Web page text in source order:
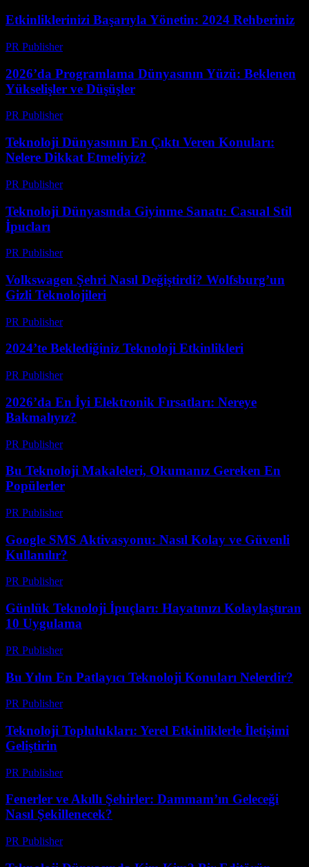
Etkinliklerinizi Başarıyla Yönetin: 2024 Rehberiniz
PR Publisher-
2026’da Programlama Dünyasının Yüzü: Beklenen
Yükselişler ve Düşüşler
PR Publisher-
Teknoloji Dünyasının En Çıktı Veren Konuları:
Nelere Dikkat Etmeliyiz?
PR Publisher-
Teknoloji Dünyasında Giyinme Sanatı: Casual Stil
İpucları
PR Publisher-
Volkswagen Şehri Nasıl Değiştirdi? Wolfsburg’un
Gizli Teknolojileri
PR Publisher-
2024’te Beklediğiniz Teknoloji Etkinlikleri
PR Publisher-
2026’da En İyi Elektronik Fırsatları: Nereye
Bakmalıyız?
PR Publisher-
Bu Teknoloji Makaleleri, Okumanız Gereken En
Popülerler
PR Publisher-
Google SMS Aktivasyonu: Nasıl Kolay ve Güvenli
Kullanılır?
PR Publisher-
Günlük Teknoloji İpuçları: Hayatınızı Kolaylaştıran
10 Uygulama
PR Publisher-
Bu Yılın En Patlayıcı Teknoloji Konuları Nelerdir?
PR Publisher-
Teknoloji Toplulukları: Yerel Etkinliklerle İletişimi
Geliştirin
PR Publisher-
Fenerler ve Akıllı Şehirler: Dammam’ın Geleceği
Nasıl Şekillenecek?
PR Publisher-